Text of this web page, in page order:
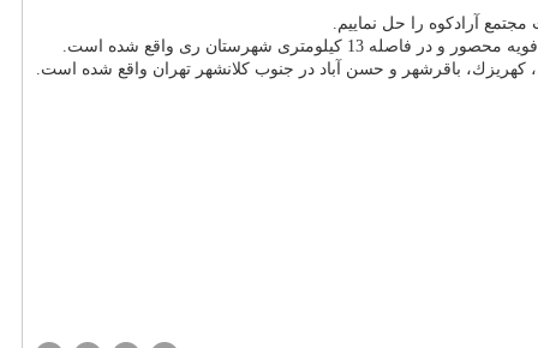
شهرستان ری واقع شده است.
باقرشهر و حسن آباد در جنوب كلانشهر تهران واقع شده است.